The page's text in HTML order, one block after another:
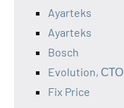
Ayarteks
Ayarteks
Bosch
Evolution, СТО
Fix Price